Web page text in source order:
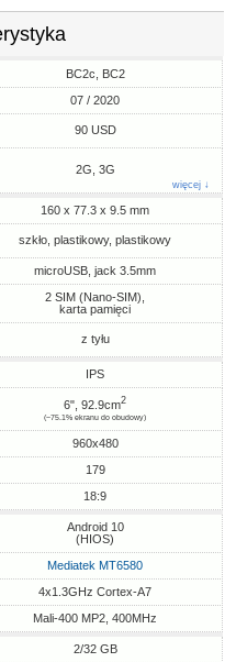
BC2c, BC2
07 / 2020
90 USD
2G, 3G
więcej ↓
160 x 77.3 x 9.5 mm
szkło, plastikowy, plastikowy
microUSB, jack 3.5mm
2 SIM (Nano-SIM),
karta pamięci
z tyłu
IPS
6", 92.9cm2
(~75.1% ekranu do obudowy)
960x480
179
18:9
Android 10
(HIOS)
Mediatek MT6580
4x1.3GHz Cortex-A7
Mali-400 MP2, 400MHz
2/32 GB